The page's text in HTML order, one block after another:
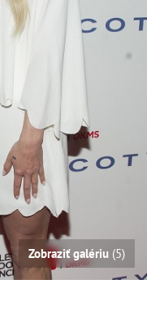
Zobraziť galériu (5)